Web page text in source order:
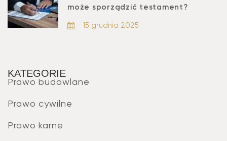
może sporządzić testament?
15 grudnia 2025
KATEGORIE
Prawo budowlane
Prawo cywilne
Prawo karne